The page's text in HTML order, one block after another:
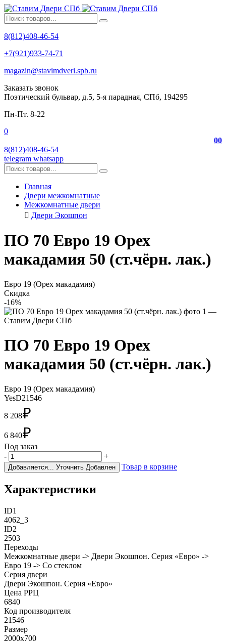
8(812)408-46-54
+7(921)933-74-71
magazin@stavimdveri.spb.ru
Заказать звонок
Поэтический бульвар, д.5, 5-я парадная, СПб, 194295
Пн-Пт. 8-22
0
00
8(812)408-46-54
telegram whatsapp
Главная
Двери межкомнатные
Межкомнатные двери
Двери Экошпон
ПО 70 Евро 19 Орех
макадамия 50 (ст.чёрн. лак.)
Евро 19 (Орех макадамия)
Скидка
-16%
ПО 70 Евро 19 Орех
макадамия 50 (ст.чёрн. лак.)
Евро 19 (Орех макадамия)
YesD21546
8 208₽
6 840₽
Под заказ
-
+
Добавляется... Уточнить Добавлен Товар в корзине
Характеристики
ID1
4062_3
ID2
2503
Переходы
Межкомнатные двери -> Двери Экошпон. Серия «Евро» ->
Евро 19 -> Со стеклом
Cерия двери
Двери Экошпон. Серия «Евро»
Цена РРЦ
6840
Код производителя
21546
Размер
2000х700